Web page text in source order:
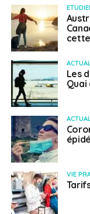
Les
Quai
VIE